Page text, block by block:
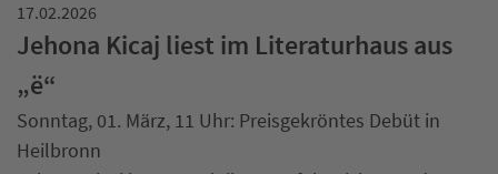
17.02.2026
Jehona Kicaj liest im Literaturhaus aus
„ë“
Sonntag, 01. März, 11 Uhr: Preisgekröntes Debüt in
Heilbronn